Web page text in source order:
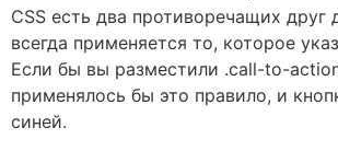
CSS есть два противоречащих друг
всегда применяется то, которое
Если бы вы разместили .call-to-
применялось бы это правило, и
синей.